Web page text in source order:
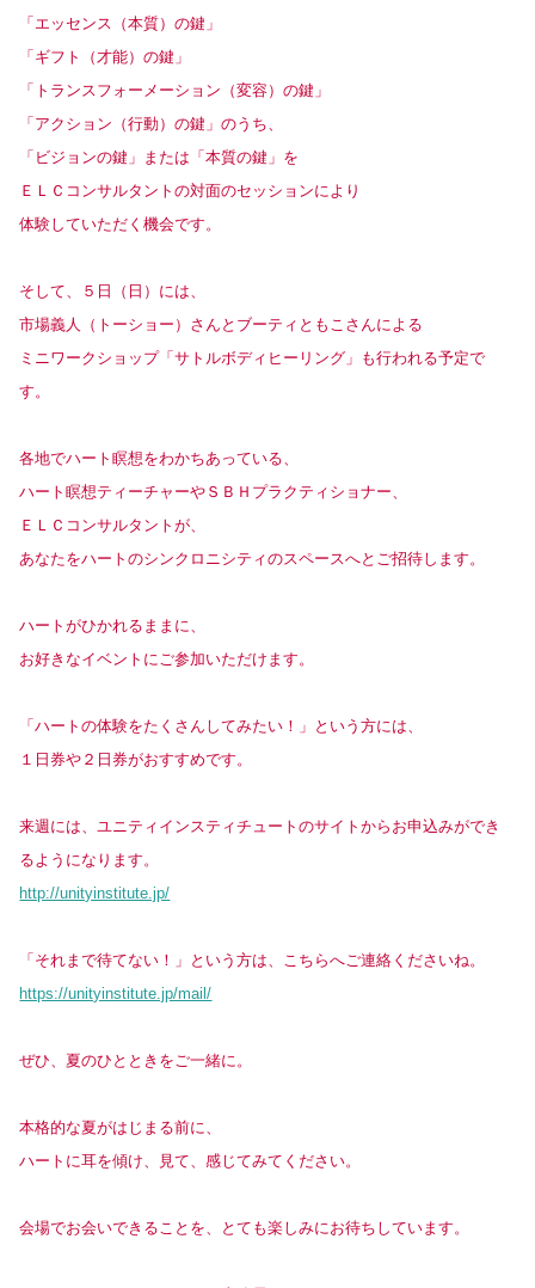
「エッセンス（本質）の鍵」
「ギフト（才能）の鍵」
「トランスフォーメーション（変容）の鍵」
「アクション（行動）の鍵」のうち、
「ビジョンの鍵」または「本質の鍵」を
ＥＬＣコンサルタントの対面のセッションにより
体験していただく機会です。
そして、５日（日）には、
市場義人（トーショー）さんとブーティともこさんによる
ミニワークショップ「サトルボディヒーリング」も行われる予定で
す。
各地でハート瞑想をわかちあっている、
ハート瞑想ティーチャーやＳＢＨプラクティショナー、
ＥＬＣコンサルタントが、
あなたをハートのシンクロニシティのスペースへとご招待します。
ハートがひかれるままに、
お好きなイベントにご参加いただけます。
「ハートの体験をたくさんしてみたい！」という方には、
１日券や２日券がおすすめです。
来週には、ユニティインスティチュートのサイトからお申込みができ
るようになります。
http://unityinstitute.jp/
「それまで待てない！」という方は、こちらへご連絡くださいね。
https://unityinstitute.jp/mail/
ぜひ、夏のひとときをご一緒に。
本格的な夏がはじまる前に、
ハートに耳を傾け、見て、感じてみてください。
会場でお会いできることを、とても楽しみにお待ちしています。